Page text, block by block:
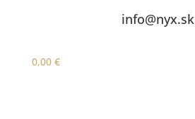
info@nyx.sk
0,00 €